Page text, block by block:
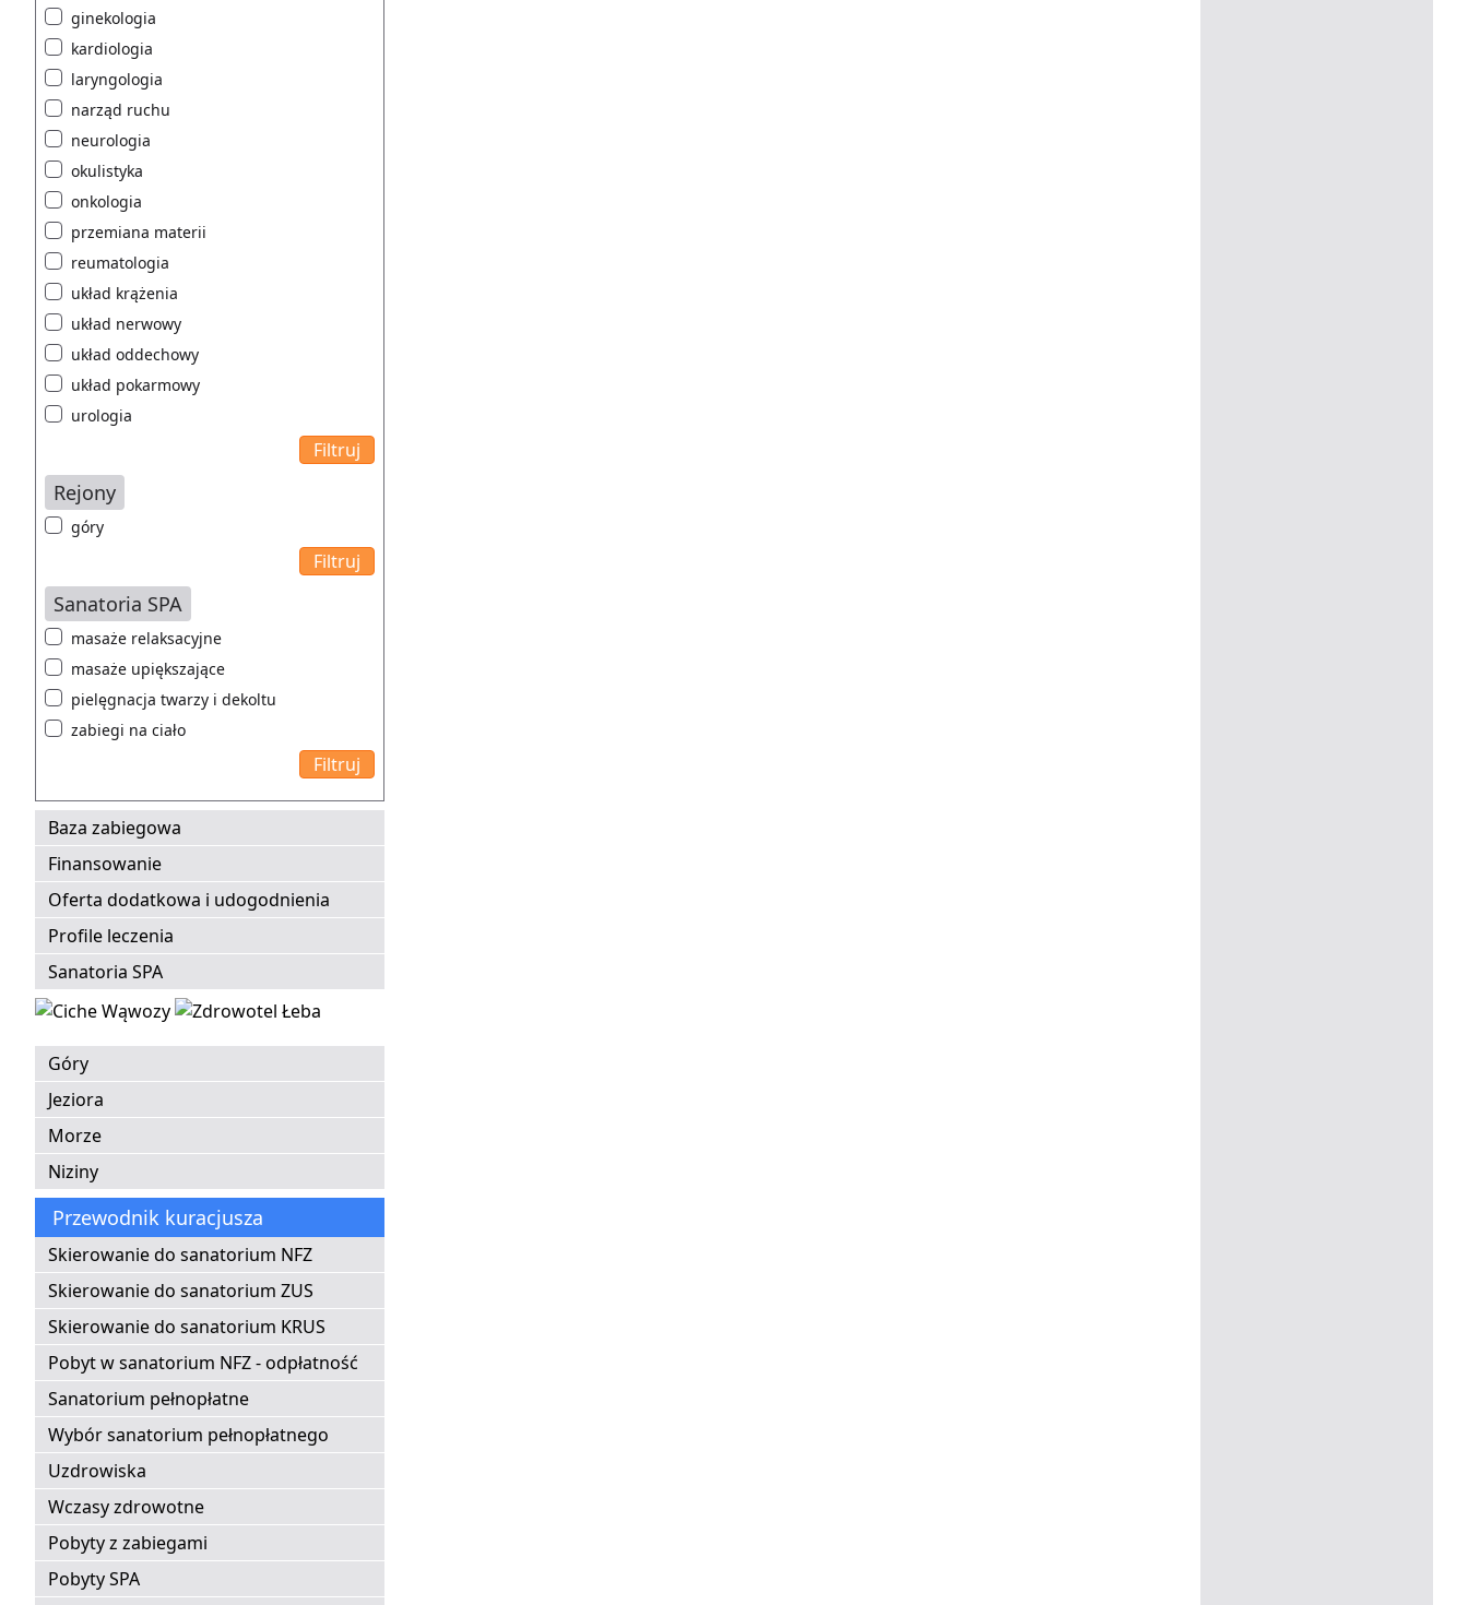
ginekologia
kardiologia
laryngologia
narząd ruchu
neurologia
okulistyka
onkologia
przemiana materii
reumatologia
układ krążenia
układ nerwowy
układ oddechowy
układ pokarmowy
urologia
Rejony
góry
Sanatoria SPA
masaże relaksacyjne
masaże upiększające
pielęgnacja twarzy i dekoltu
zabiegi na ciało
Baza zabiegowa
Finansowanie
Oferta dodatkowa i udogodnienia
Profile leczenia
Sanatoria SPA
Góry
Jeziora
Morze
Niziny
Przewodnik kuracjusza
Skierowanie do sanatorium NFZ
Skierowanie do sanatorium ZUS
Skierowanie do sanatorium KRUS
Pobyt w sanatorium NFZ - odpłatność
Sanatorium pełnopłatne
Wybór sanatorium pełnopłatnego
Uzdrowiska
Wczasy zdrowotne
Pobyty z zabiegami
Pobyty SPA